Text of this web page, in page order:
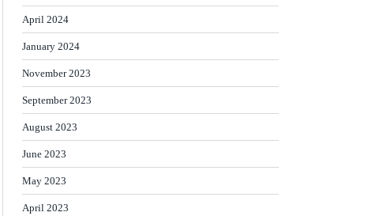
April 2024
January 2024
November 2023
September 2023
August 2023
June 2023
May 2023
April 2023